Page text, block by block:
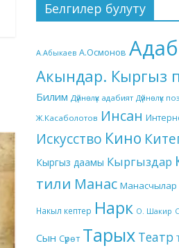
Белгилер булуту
А.Абыкаев А.Осмонов
Акындар. Кыргыз
Билим Дүйнөлүк адабият Дүйнөлүк
Ж.Касаболотов Инсан
Искусство Кино
Кыргыз даамы Кыргыздар
тили Манас Манасчылар
Накыл кептер Нарк О. Шакир
Сын Сүрөт Тарых Театр